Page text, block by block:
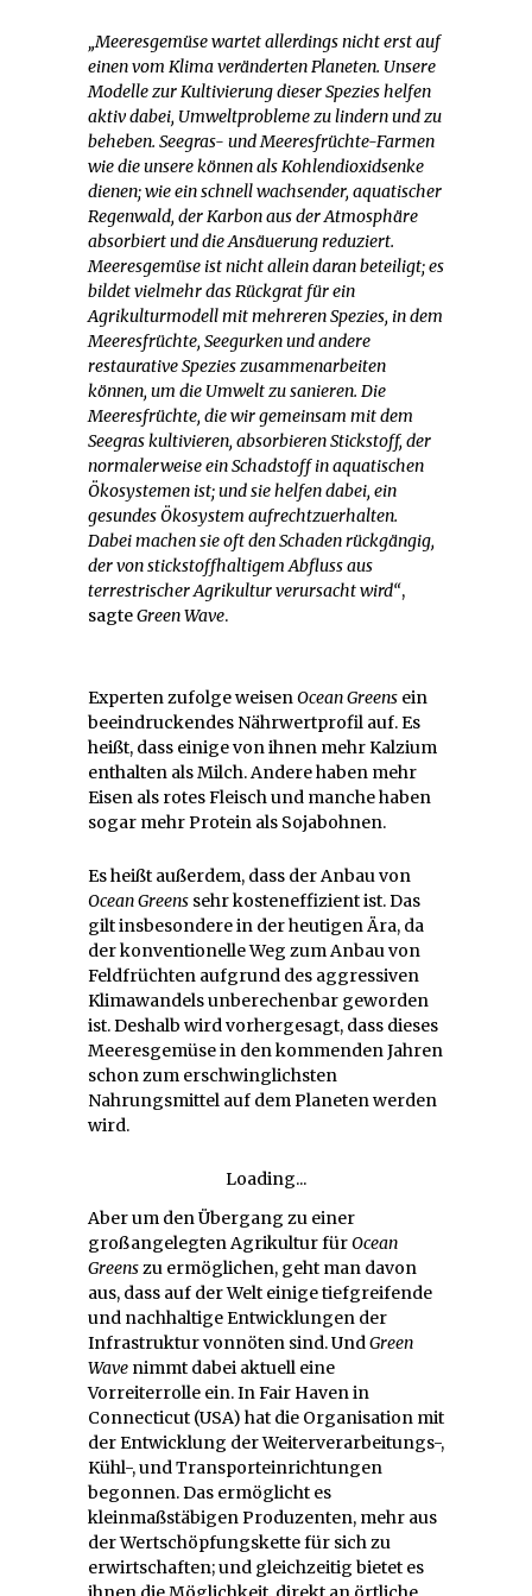
„Meeresgemüse wartet allerdings nicht erst auf
einen vom Klima veränderten Planeten. Unsere
Modelle zur Kultivierung dieser Spezies helfen
aktiv dabei, Umweltprobleme zu lindern und zu
beheben. Seegras- und Meeresfrüchte-Farmen
wie die unsere können als Kohlendioxidsenke
dienen; wie ein schnell wachsender, aquatischer
Regenwald, der Karbon aus der Atmosphäre
absorbiert und die Ansäuerung reduziert.
Meeresgemüse ist nicht allein daran beteiligt; es
bildet vielmehr das Rückgrat für ein
Agrikulturmodell mit mehreren Spezies, in dem
Meeresfrüchte, Seegurken und andere
restaurative Spezies zusammenarbeiten
können, um die Umwelt zu sanieren. Die
Meeresfrüchte, die wir gemeinsam mit dem
Seegras kultivieren, absorbieren Stickstoff, der
normalerweise ein Schadstoff in aquatischen
Ökosystemen ist; und sie helfen dabei, ein
gesundes Ökosystem aufrechtzuerhalten.
Dabei machen sie oft den Schaden rückgängig,
der von stickstoffhaltigem Abfluss aus
terrestrischer Agrikultur verursacht wird“,
sagteGreen Wave.
Experten zufolge weisenOcean Greens ein
beeindruckendes Nährwertprofil auf. Es
heißt, dass einige von ihnen mehr Kalzium
enthalten als Milch. Andere haben mehr
Eisen als rotes Fleisch und manche haben
sogar mehr Protein als Sojabohnen.
Es heißt außerdem, dass der Anbau von
Ocean Greens sehr kosteneffizient ist. Das
gilt insbesondere in der heutigen Ära, da
der konventionelle Weg zum Anbau von
Feldfrüchten aufgrund des aggressiven
Klimawandels unberechenbar geworden
ist. Deshalb wird vorhergesagt, dass dieses
Meeresgemüse in den kommenden Jahren
schon zum erschwinglichsten
Nahrungsmittel auf dem Planeten werden
wird.
Loading...
Aber um den Übergang zu einer
großangelegten Agrikultur fürOcean
Greenszu ermöglichen, geht man davon
aus, dass auf der Welt einige tiefgreifende
und nachhaltige Entwicklungen der
Infrastruktur vonnöten sind. UndGreen
Wave nimmt dabei aktuell eine
Vorreiterrolle ein. In Fair Haven in
Connecticut (USA) hat die Organisation mit
der Entwicklung der Weiterverarbeitungs-,
Kühl-, und Transporteinrichtungen
begonnen. Das ermöglicht es
kleinmaßstäbigen Produzenten, mehr aus
der Wertschöpfungskette für sich zu
erwirtschaften; und gleichzeitig bietet es